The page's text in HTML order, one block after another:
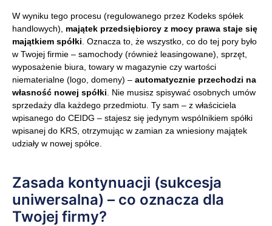
W wyniku tego procesu (regulowanego przez Kodeks spółek
handlowych), majątek przedsiębiorcy z mocy prawa staje się
majątkiem spółki . Oznacza to, że wszystko, co do tej pory było
w Twojej firmie – samochody (również leasingowane), sprzęt,
wyposażenie biura, towary w magazynie czy wartości
niematerialne (logo, domeny) – automatycznie przechodzi na
własność nowej spółki . Nie musisz spisywać osobnych umów
sprzedaży dla każdego przedmiotu. Ty sam – z właściciela
wpisanego do CEIDG – stajesz się jedynym wspólnikiem spółki
wpisanej do KRS, otrzymując w zamian za wniesiony majątek
udziały w nowej spółce.
Zasada kontynuacji (sukcesja
uniwersalna) – co oznacza dla
Twojej firmy?